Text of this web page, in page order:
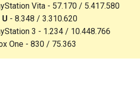
Vita - 57.170 / 5.417.580
U - 8.348 / 3.310.620
3 - 1.234 / 10.448.766
One - 830 / 75.363